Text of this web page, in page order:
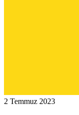
2 Temmuz 2023